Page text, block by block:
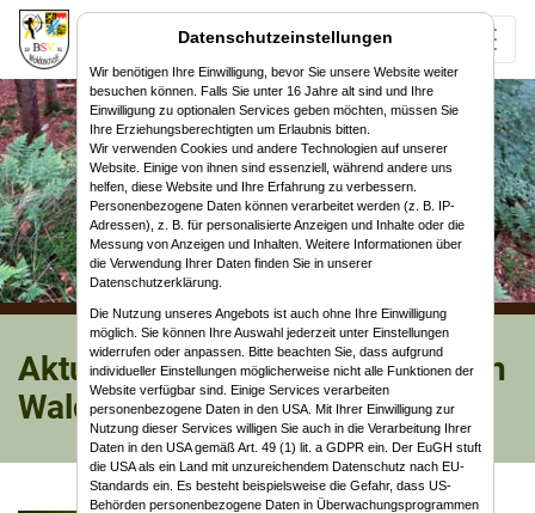
Aktuelles vom Bogensportverein
Waldaschaff
Datenschutzeinstellungen
Wir benötigen Ihre Einwilligung, bevor Sie unsere Website weiter
besuchen können. Falls Sie unter 16 Jahre alt sind und Ihre
Einwilligung zu optionalen Services geben möchten, müssen Sie
Ihre Erziehungsberechtigten um Erlaubnis bitten.
Wir verwenden Cookies und andere Technologien auf unserer
Website. Einige von ihnen sind essenziell, während andere uns
helfen, diese Website und Ihre Erfahrung zu verbessern.
Personenbezogene Daten können verarbeitet werden (z. B. IP-
Adressen), z. B. für personalisierte Anzeigen und Inhalte oder die
Messung von Anzeigen und Inhalten. Weitere Informationen über
die Verwendung Ihrer Daten finden Sie in unserer
Datenschutzerklärung.
Die Nutzung unseres Angebots ist auch ohne Ihre Einwilligung
möglich. Sie können Ihre Auswahl jederzeit unter Einstellungen
widerrufen oder anpassen. Bitte beachten Sie, dass aufgrund
individueller Einstellungen möglicherweise nicht alle Funktionen der
Website verfügbar sind. Einige Services verarbeiten
personenbezogene Daten in den USA. Mit Ihrer Einwilligung zur
Nutzung dieser Services willigen Sie auch in die Verarbeitung Ihrer
Daten in den USA gemäß Art. 49 (1) lit. a GDPR ein. Der EuGH stuft
die USA als ein Land mit unzureichendem Datenschutz nach EU-
Standards ein. Es besteht beispielsweise die Gefahr, dass US-
Behörden personenbezogene Daten in Überwachungsprogrammen